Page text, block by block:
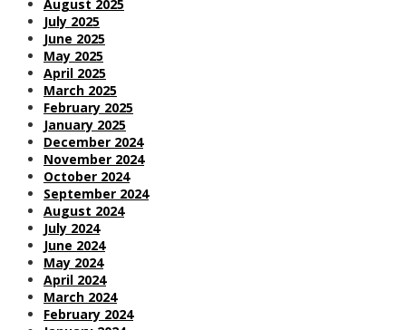
August 2025
July 2025
June 2025
May 2025
April 2025
March 2025
February 2025
January 2025
December 2024
November 2024
October 2024
September 2024
August 2024
July 2024
June 2024
May 2024
April 2024
March 2024
February 2024